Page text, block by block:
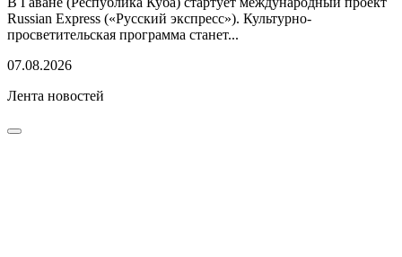
Russian Express («Русский экспресс»). Культурно-
просветительская программа станет...
07.08.2026
Лента новостей